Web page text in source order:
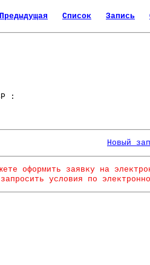
Список Запись
:
Новый
оформить заявку на
условия по